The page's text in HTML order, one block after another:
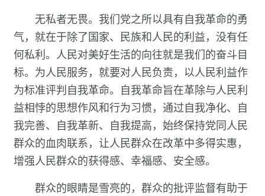
无私者无畏。我们党之所以具有自我革命的勇
气，就在于除了国家、民族和人民的利益，没有任
何私利。人民对美好生活的向往就是我们的奋斗目
标。为人民服务，就要对人民负责，以人民利益作
为标准评判自我革命。自我革命旨在革除与人民利
益相悖的思想作风和行为习惯，通过自我净化、自
我完善、自我革新、自我提高，始终保持党同人民
群众的血肉联系，让人民群众在改革中多得实惠，
增强人民群众的获得感、幸福感、安全感。
群众的眼睛是雪亮的，群众的批评监督有助于